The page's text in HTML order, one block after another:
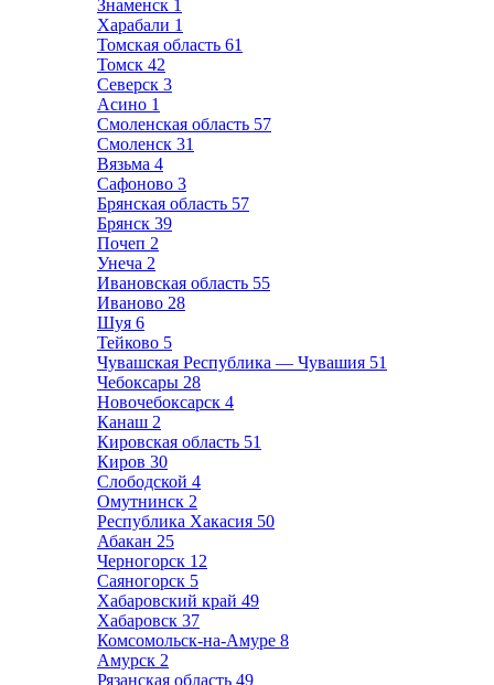
Знаменск 1
Харабали 1
Томская область 61
Томск 42
Северск 3
Асино 1
Смоленская область 57
Смоленск 31
Вязьма 4
Сафоново 3
Брянская область 57
Брянск 39
Почеп 2
Унеча 2
Ивановская область 55
Иваново 28
Шуя 6
Тейково 5
Чувашская Республика — Чувашия 51
Чебоксары 28
Новочебоксарск 4
Канаш 2
Кировская область 51
Киров 30
Слободской 4
Омутнинск 2
Республика Хакасия 50
Абакан 25
Черногорск 12
Саяногорск 5
Хабаровский край 49
Хабаровск 37
Комсомольск-на-Амуре 8
Амурск 2
Рязанская область 49